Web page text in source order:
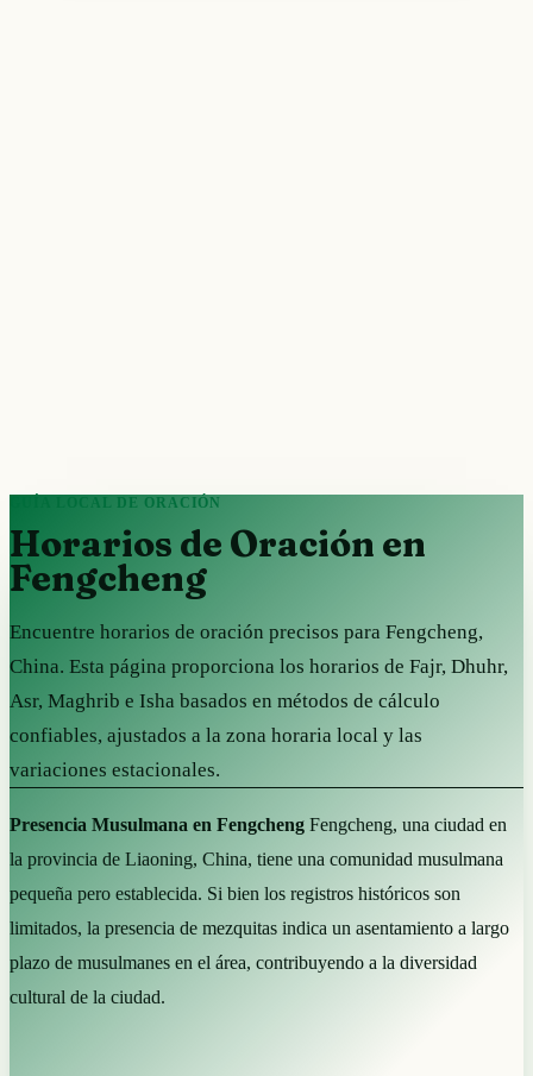
GUÍA LOCAL DE ORACIÓN
Horarios de Oración en
Fengcheng
Encuentre horarios de oración precisos para Fengcheng,
China. Esta página proporciona los horarios de Fajr, Dhuhr,
Asr, Maghrib e Isha basados en métodos de cálculo
confiables, ajustados a la zona horaria local y las
variaciones estacionales.
Presencia Musulmana en Fengcheng Fengcheng, una ciudad en
la provincia de Liaoning, China, tiene una comunidad musulmana
pequeña pero establecida. Si bien los registros históricos son
limitados, la presencia de mezquitas indica un asentamiento a largo
plazo de musulmanes en el área, contribuyendo a la diversidad
cultural de la ciudad.